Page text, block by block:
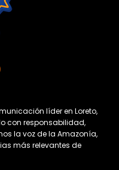
líder en Loreto,
con responsabilidad,
la voz de la Amazonía,
más relevantes de